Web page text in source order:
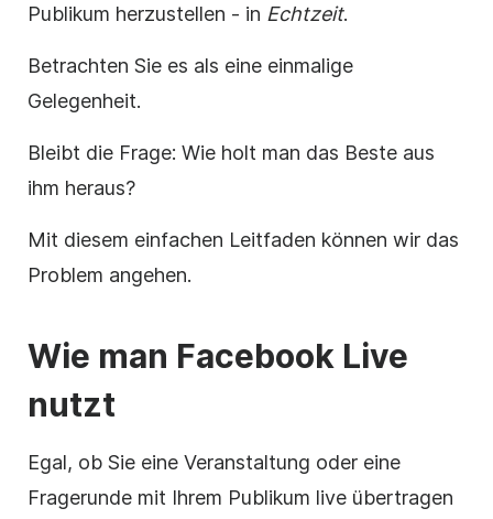
Publikum herzustellen - in Echtzeit.
Betrachten Sie es als eine einmalige
Gelegenheit.
Bleibt die Frage: Wie holt man das Beste aus
ihm heraus?
Mit diesem einfachen Leitfaden können wir das
Problem angehen.
Wie man Facebook Live
nutzt
Egal, ob Sie eine Veranstaltung oder eine
Fragerunde mit Ihrem Publikum live übertragen